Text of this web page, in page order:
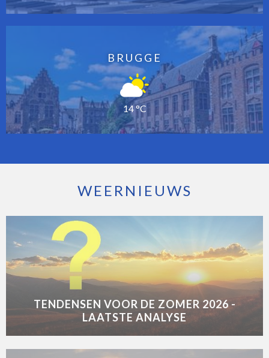
BRUGGE
14 °C
WEERNIEUWS
TENDENSEN VOOR DE ZOMER 2026 -
LAATSTE ANALYSE